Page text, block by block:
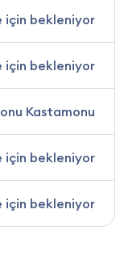
için bekleniyor
için bekleniyor
Kastamonu
için bekleniyor
için bekleniyor